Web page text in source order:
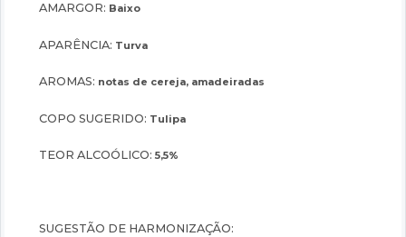
AMARGOR: Baixo
APARÊNCIA: Turva
AROMAS: notas de cereja, amadeiradas
COPO SUGERIDO: Tulipa
TEOR ALCOÓLICO:5,5%
SUGESTÃO DE HARMONIZAÇÃO: